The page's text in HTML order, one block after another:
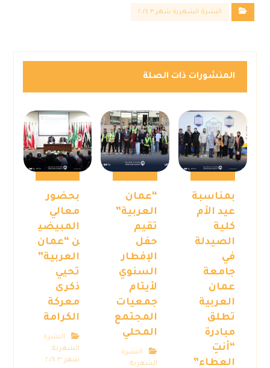
النشرة الشهرية شهر ٣ ٢٠٢٤
المنشورات ذات الصلة
بمناسبة
عيد الأم
كلية
الصيدلة
في
جامعة
عمان
العربية
تطلق
مبادرة
“أنتِ
العطاء”
“عمان
العربية”
تقيم
حفل
الإفطار
السنوي
لأيتام
جمعيات
المجتمع
المحلي
النشرة
الشهرية
بحضور
معالي
المبيضي
ن “عمان
العربية”
تحيي
ذكرى
معركة
الكرامة
النشرة
الشهرية
شهر ٣ ٢٠٢٤